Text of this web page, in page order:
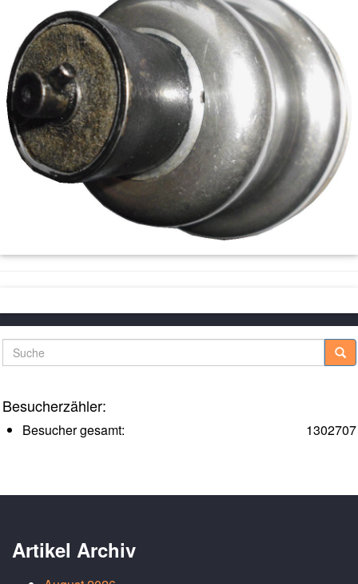
Suche
Besucherzähler:
1302707
Besucher gesamt:
Artikel Archiv